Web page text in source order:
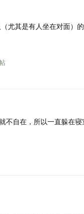
尤其是有人坐在对面）
不自在，所以一直躲在寝